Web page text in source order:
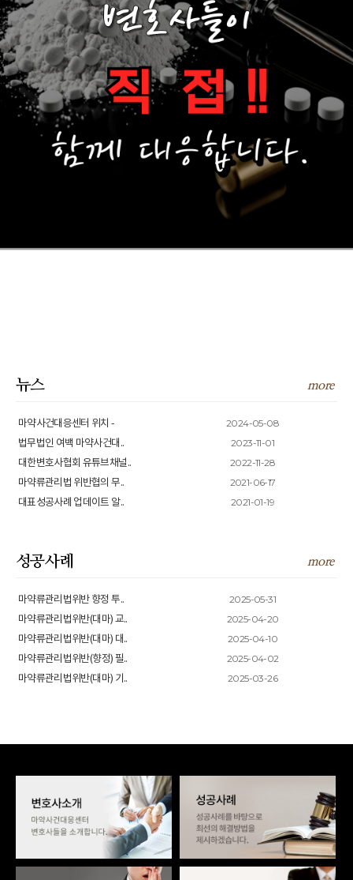
뉴스 more
마약사건대응센터 위치 -
2024-05-08
법무법인 여백 마약사건대..
2023-11-01
대한변호사협회 유튜브채널..
2022-11-28
마약류관리법 위반협의 무..
2021-06-17
대표성공사례 업데이트 알..
2021-01-19
성공사례 more
마약류관리법위반 향정 투..
2025-05-31
마약류관리법위반(대마) 교..
2025-04-20
마약류관리법위반(대마) 대..
2025-04-10
마약류관리법위반(향정) 필..
2025-04-02
마약류관리법위반(대마) 기..
2025-03-26